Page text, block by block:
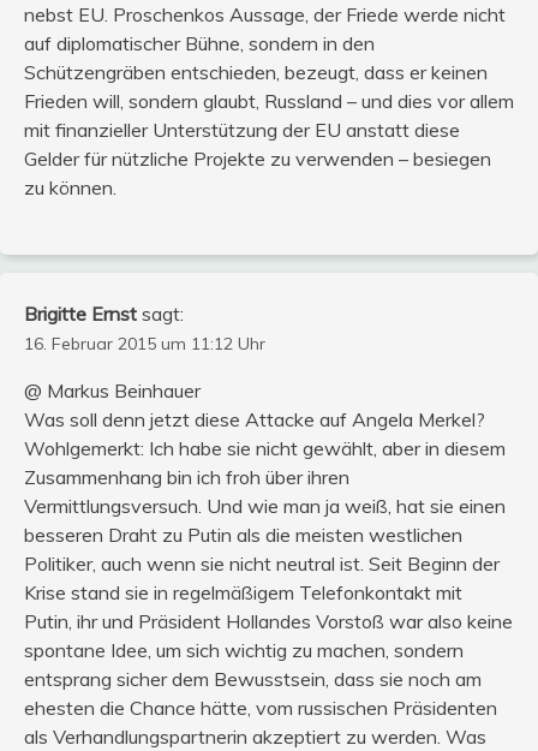
nebst EU. Proschenkos Aussage, der Friede werde nicht
auf diplomatischer Bühne, sondern in den
Schützengräben entschieden, bezeugt, dass er keinen
Frieden will, sondern glaubt, Russland – und dies vor allem
mit finanzieller Unterstützung der EU anstatt diese
Gelder für nützliche Projekte zu verwenden – besiegen
zu können.
Brigitte Ernst sagt:
16. Februar 2015 um 11:12 Uhr
@ Markus Beinhauer
Was soll denn jetzt diese Attacke auf Angela Merkel?
Wohlgemerkt: Ich habe sie nicht gewählt, aber in diesem
Zusammenhang bin ich froh über ihren
Vermittlungsversuch. Und wie man ja weiß, hat sie einen
besseren Draht zu Putin als die meisten westlichen
Politiker, auch wenn sie nicht neutral ist. Seit Beginn der
Krise stand sie in regelmäßigem Telefonkontakt mit
Putin, ihr und Präsident Hollandes Vorstoß war also keine
spontane Idee, um sich wichtig zu machen, sondern
entsprang sicher dem Bewusstsein, dass sie noch am
ehesten die Chance hätte, vom russischen Präsidenten
als Verhandlungspartnerin akzeptiert zu werden. Was